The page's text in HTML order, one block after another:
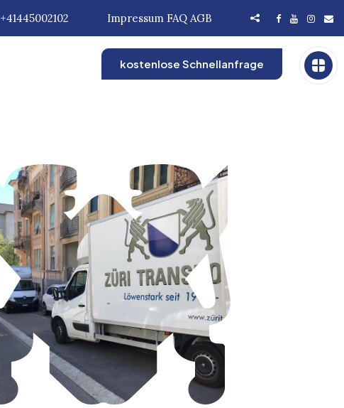
+41445002102 Impressum FAQ AGB
kostenlose Schnellanfrage